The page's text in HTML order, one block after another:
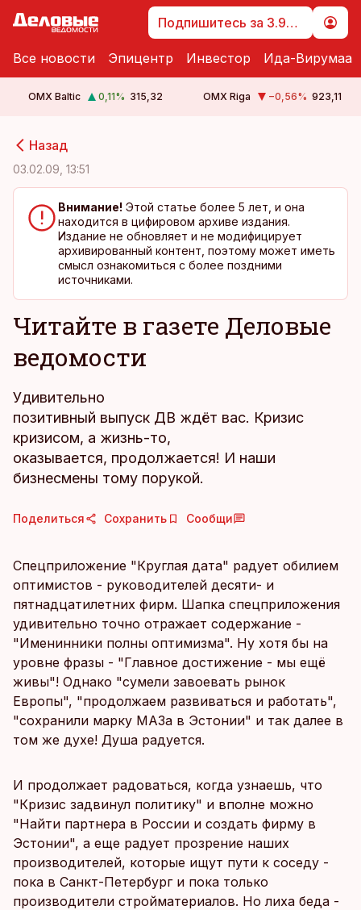
Подпишитесь за 3.99 €
Все новости Эпицентр Инвестор Ида-Вирумаа
OMX Baltic 0,11% 315,32 OMX Riga −0,56% 923,11
Назад
03.02.09, 13:51
Внимание! Этой статье более 5 лет, и она
находится в цифировом архиве издания.
Издание не обновляет и не модифицирует
архивированный контент, поэтому может иметь
смысл ознакомиться с более поздними
источниками.
Читайте в газете Деловые
ведомости
Удивительно
позитивный выпуск ДВ ждёт вас. Кризис
кризисом, а жизнь-то,
оказывается, продолжается! И наши
бизнесмены тому порукой.
Поделиться Сохранить Сообщи
Спецприложение "Круглая дата" радует обилием
оптимистов - руководителей десяти- и
пятнадцатилетних фирм. Шапка спецприложения
удивительно точно отражает содержание -
"Именинники полны оптимизма". Ну хотя бы на
уровне фразы - "Главное достижение - мы ещё
живы"! Однако "сумели завоевать рынок
Европы", "продолжаем развиваться и работать",
"сохранили марку МАЗа в Эстонии" и так далее в
том же духе! Душа радуется.
И продолжает радоваться, когда узнаешь, что
"Кризис задвинул политику" и вполне можно
"Найти партнера в России и создать фирму в
Эстонии", а еще радует прозрение наших
производителей, которые ищут пути к соседу -
пока в Санкт-Петербург и пока только
производители стройматериалов. Но лиха беда -